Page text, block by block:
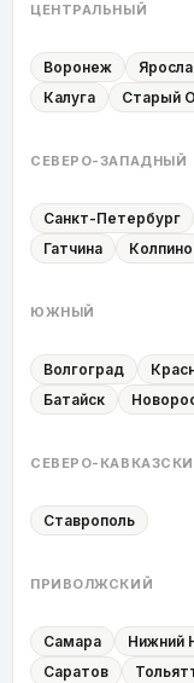
ЦЕНТРАЛЬНЫЙ
Воронеж
Калуга
Старый
СЕВЕРО-ЗАПАДНЫЙ
Санкт-Петербург
Гатчина
Колпино
ЮЖНЫЙ
Волгоград
Батайск
СЕВЕРО-
Ставрополь
ПРИВОЛЖСКИЙ
Самара Нижний
Саратов